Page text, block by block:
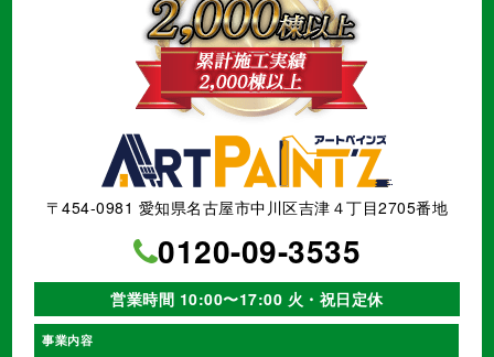
〒454-0981 愛知県名古屋市中川区吉津４丁目2705番地
0120-09-3535
営業時間 10:00〜17:00 火・祝日定休
事業内容